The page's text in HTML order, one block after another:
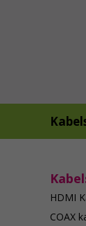
HDMI
COAX